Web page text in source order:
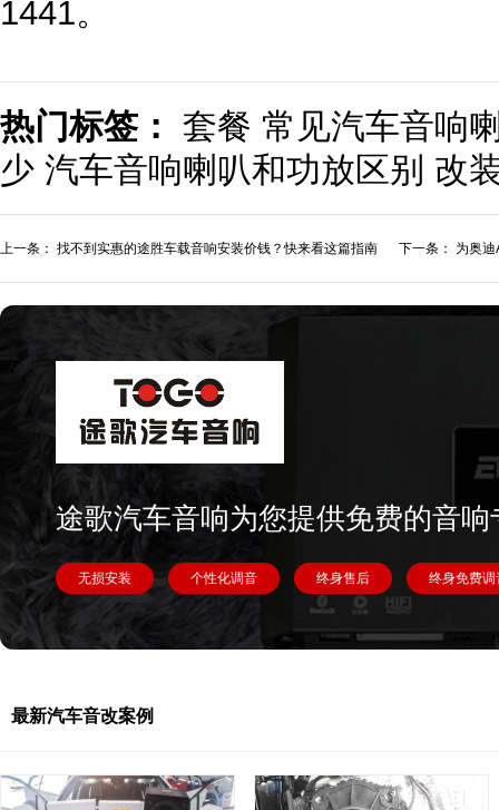
1441。
热门标签： 套餐 常见汽车音响
少 汽车音响喇叭和功放区别 改
上一条： 找不到实惠的途胜车载音响安装价钱？快来看这篇指南 下一条： 为奥
途歌汽车音响为您提供免费的音
无损安装 个性化调音 终身售后 终身免费调
最新汽车音改案例